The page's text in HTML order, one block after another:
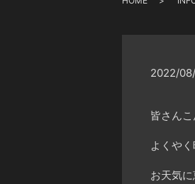
2022/
皆さん
よくや
お天気